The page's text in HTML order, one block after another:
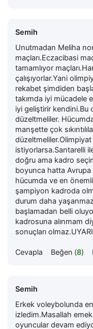
Semih
Unutmadan Meliha
maçları.Eczacibasi
tamamlıyor
çalışıyorlar.Yani
rekabet şimdiden
takımda iyi mücadele
iyi geliştirir kendini.Bu
düzeltmeliler.
manşette çok
istiyorlarsa.Santarelli
doğru ama kadro
boyunca hatta Avrupa
hücumda ve en
şampiyon kadroda
durum daha
başlamadan belli
kadrosuna alınmam
sonuçları
Cevapla Beğen (8)
Semih
Erkek voleybolunda
izledim.Masallah
oyuncular devam